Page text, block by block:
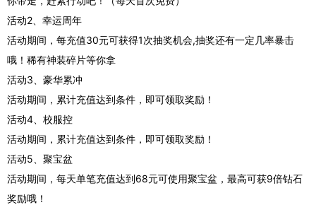
活动2、幸运周年
活动期间，每充值30元可获得1次抽奖机会,抽奖还有一定几率暴击
哦！稀有神装碎片等你拿
活动3、豪华累冲
活动期间，累计充值达到条件，即可领取奖励！
活动4、校服控
活动期间，累计充值达到条件，即可领取奖励！
活动5、聚宝盆
活动期间，每天单笔充值达到68元可使用聚宝盆，最高可获9倍钻石
奖励哦！